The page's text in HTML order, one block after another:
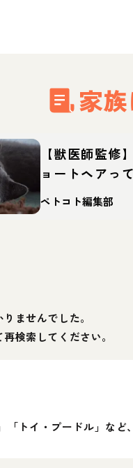
家
【獣医師監修
ョートヘアっ
体重・寿命の
ペトコト編集部
ませんでした。
検索してください。
「トイ・プードル」など